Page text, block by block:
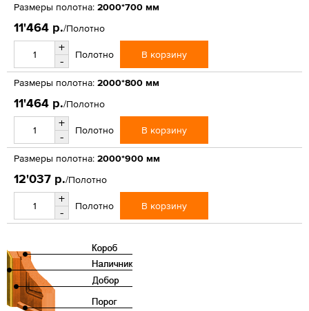
Размеры полотна: 2000*700 мм
11'464 р./Полотно
+
-
Полотно В корзину
Размеры полотна: 2000*800 мм
11'464 р./Полотно
+
-
Полотно В корзину
Размеры полотна: 2000*900 мм
12'037 р./Полотно
+
-
Полотно В корзину